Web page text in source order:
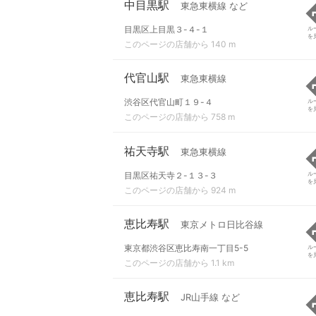
中目黒駅 東急東横線 など
目黒区上目黒３-４-１
このページの店舗から 140 m
ル
を
代官山駅 東急東横線
渋谷区代官山町１９-４
このページの店舗から 758 m
ル
を
祐天寺駅 東急東横線
目黒区祐天寺２-１３-３
このページの店舗から 924 m
ル
を
恵比寿駅 東京メトロ日比谷線
東京都渋谷区恵比寿南一丁目5-5
このページの店舗から 1.1 km
ル
を
恵比寿駅 JR山手線 など